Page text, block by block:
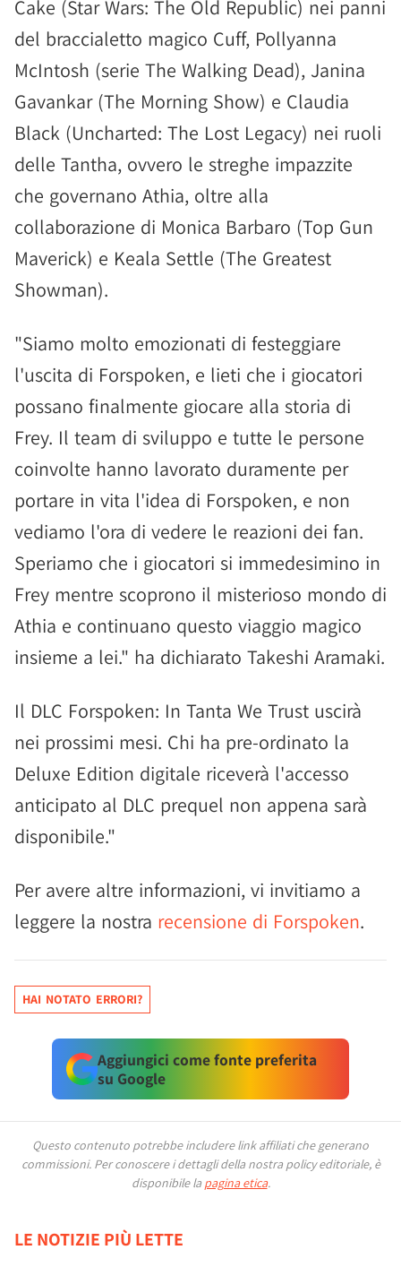
Cake (Star Wars: The Old Republic) nei panni
del braccialetto magico Cuff, Pollyanna
McIntosh (serie The Walking Dead), Janina
Gavankar (The Morning Show) e Claudia
Black (Uncharted: The Lost Legacy) nei ruoli
delle Tantha, ovvero le streghe impazzite
che governano Athia, oltre alla
collaborazione di Monica Barbaro (Top Gun
Maverick) e Keala Settle (The Greatest
Showman).
"Siamo molto emozionati di festeggiare
l'uscita di Forspoken, e lieti che i giocatori
possano finalmente giocare alla storia di
Frey. Il team di sviluppo e tutte le persone
coinvolte hanno lavorato duramente per
portare in vita l'idea di Forspoken, e non
vediamo l'ora di vedere le reazioni dei fan.
Speriamo che i giocatori si immedesimino in
Frey mentre scoprono il misterioso mondo di
Athia e continuano questo viaggio magico
insieme a lei." ha dichiarato Takeshi Aramaki.
Il DLC Forspoken: In Tanta We Trust uscirà
nei prossimi mesi. Chi ha pre-ordinato la
Deluxe Edition digitale riceverà l'accesso
anticipato al DLC prequel non appena sarà
disponibile."
Per avere altre informazioni, vi invitiamo a
leggere la nostra recensione di Forspoken.
HAI NOTATO ERRORI?
Aggiungici come fonte preferita
su Google
Questo contenuto potrebbe includere link affiliati che generano
commissioni. Per conoscere i dettagli della nostra policy editoriale, è
disponibile la pagina etica.
LE NOTIZIE PIÙ LETTE